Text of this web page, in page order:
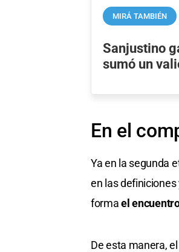
MIRÁ TAMBIÉN
Sanjustino
sumó un
En el
Ya en la segunda
en las
formael
De esta manera,